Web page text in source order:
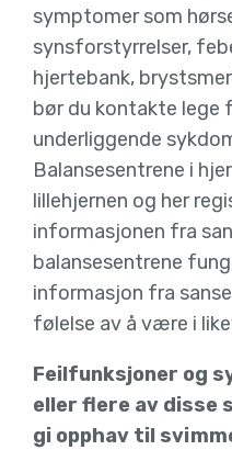
symptomer som
synsforstyrrelser,
hjertebank,
bør du kontakte lege
underliggende
Balansesentrene i
lillehjernen og her
informasjonen fra
balansesentrene
informasjon fra
følelse av å være i
Feilfunksjoner og
eller flere av disse
gi opphav til